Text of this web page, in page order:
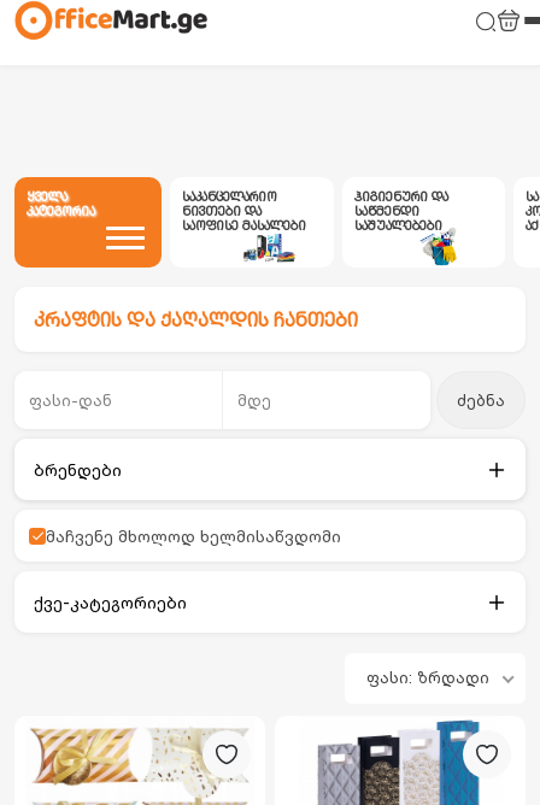
ყველა
კატეგორია
საკანცელარიო
ნივთები და
საოფისე მასალები
ჰიგიენური და
საწმენდი
საშუალებები
კრაფტის და ქაღალდის ჩანთები
ძებნა
ბრენდები
მაჩვენე მხოლოდ ხელმისაწვდომი
ქვე-კატეგორიები
ფასი: ზრდადი